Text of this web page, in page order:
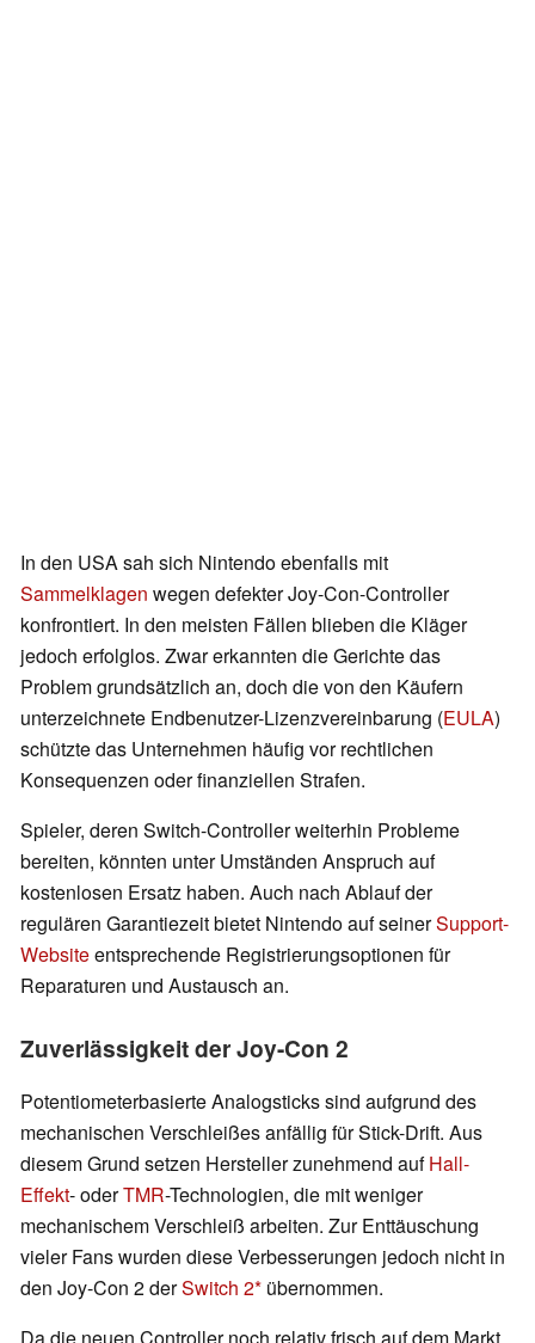
In den USA sah sich Nintendo ebenfalls mit
Sammelklagen wegen defekter Joy-Con-Controller
konfrontiert. In den meisten Fällen blieben die Kläger
jedoch erfolglos. Zwar erkannten die Gerichte das
Problem grundsätzlich an, doch die von den Käufern
unterzeichnete Endbenutzer-Lizenzvereinbarung (EULA)
schützte das Unternehmen häufig vor rechtlichen
Konsequenzen oder finanziellen Strafen.
Spieler, deren Switch-Controller weiterhin Probleme
bereiten, könnten unter Umständen Anspruch auf
kostenlosen Ersatz haben. Auch nach Ablauf der
regulären Garantiezeit bietet Nintendo auf seinerSupport-
Websiteentsprechende Registrierungsoptionen für
Reparaturen und Austausch an.
Zuverlässigkeit der Joy-Con 2
Potentiometerbasierte Analogsticks sind aufgrund des
mechanischen Verschleißes anfällig für Stick-Drift. Aus
diesem Grund setzen Hersteller zunehmend aufHall-
Effekt- oderTMR-Technologien, die mit weniger
mechanischem Verschleiß arbeiten. Zur Enttäuschung
vieler Fans wurden diese Verbesserungen jedoch nicht in
den Joy-Con 2 derSwitch 2 übernommen.